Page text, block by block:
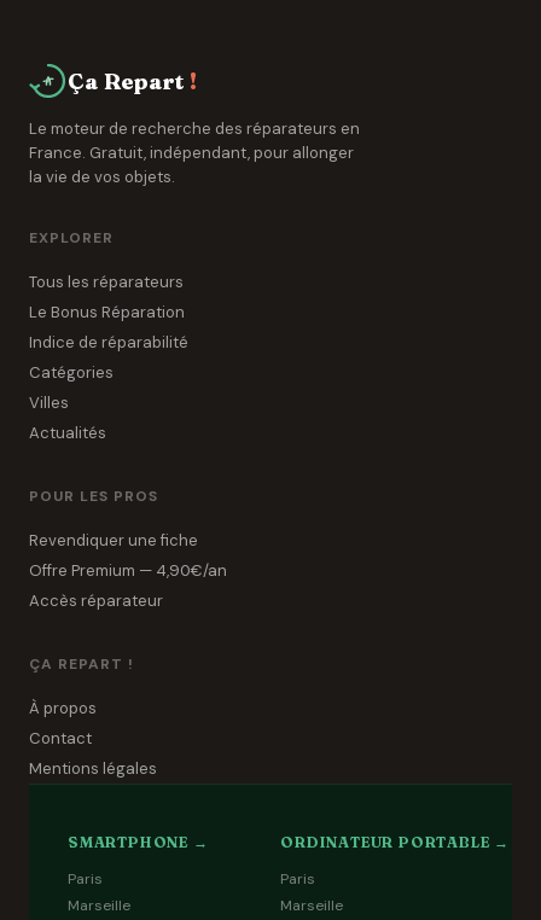
Ça Repart !
Le moteur de recherche des réparateurs en
France. Gratuit, indépendant, pour allonger
la vie de vos objets.
EXPLORER
Tous les réparateurs
Le Bonus Réparation
Indice de réparabilité
Catégories
Villes
Actualités
POUR LES PROS
Revendiquer une fiche
Offre Premium — 4,90€/an
Accès réparateur
ÇA REPART !
À propos
Contact
Mentions légales
SMARTPHONE →
Paris
Marseille
ORDINATEUR PORTABLE →
Paris
Marseille